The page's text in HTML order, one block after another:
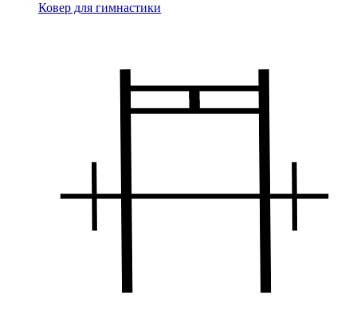
Ковер для гимнастики